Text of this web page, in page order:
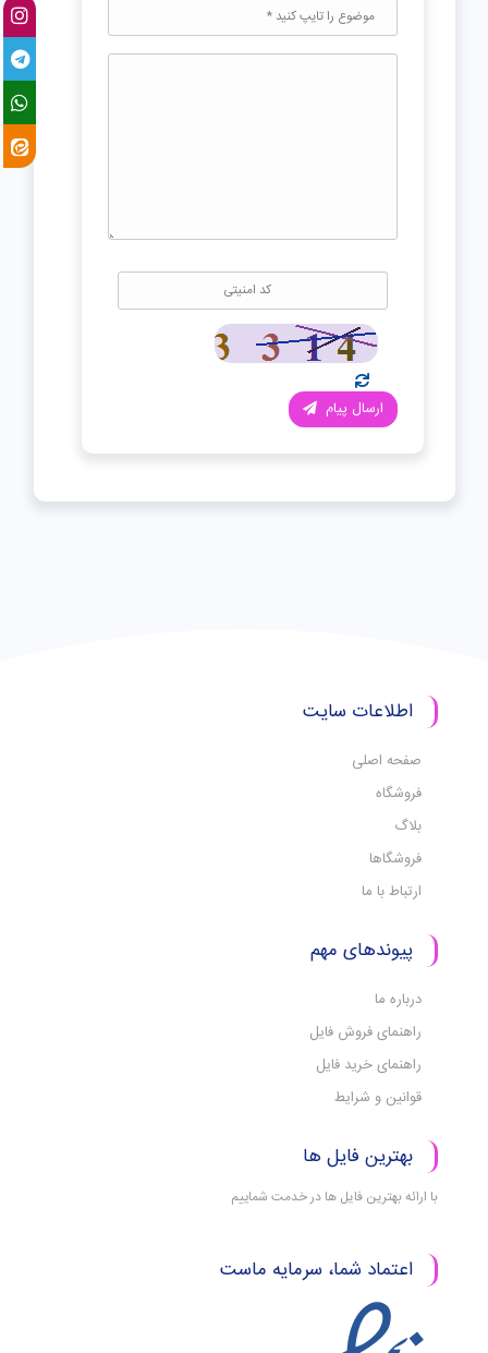
ارسال پیام
اطلاعات سایت
صفحه اصلی
فروشگاه
بلاگ
فروشگاها
ارتباط با ما
پیوندهای مهم
درباره ما
راهنمای فروش فایل
راهنمای خرید فایل
قوانین و شرایط
بهترین فایل ها
با ارائه بهترین فایل ها در خدمت شماییم
اعتماد شما، سرمایه ماست